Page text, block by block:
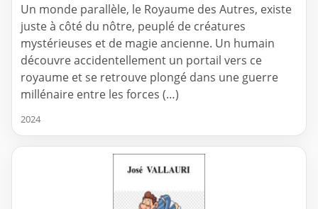
Un monde parallèle, le Royaume des Autres, existe
juste à côté du nôtre, peuplé de créatures
mystérieuses et de magie ancienne. Un humain
découvre accidentellement un portail vers ce
royaume et se retrouve plongé dans une guerre
millénaire entre les forces (…)
2024